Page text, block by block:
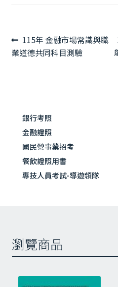
文
章
導
上
一
115年 金融市場常識與職
業道德共同科目測驗
銀行考照
金融證照
國民營事業招考
餐飲證照用書
專技人員考試-導遊領隊
瀏覽商品